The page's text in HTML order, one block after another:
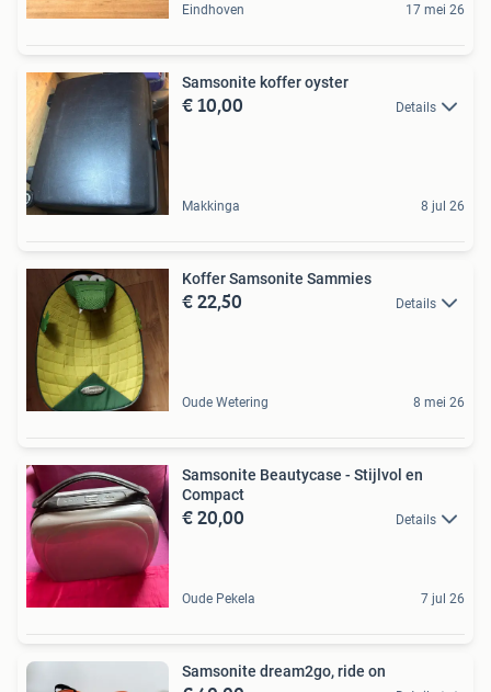
Eindhoven 17 mei 26
Samsonite koffer oyster
€ 10,00 Details
Makkinga 8 jul 26
Koffer Samsonite Sammies
€ 22,50 Details
Oude Wetering 8 mei 26
Samsonite Beautycase - Stijlvol en
Compact
€ 20,00 Details
Oude Pekela 7 jul 26
Samsonite dream2go, ride on